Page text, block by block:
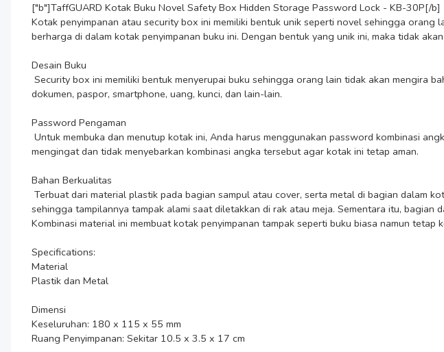
["b"]TaffGUARD Kotak Buku Novel Safety Box Hidden Storage Password Lock - KB-30P[/b]
Kotak penyimpanan atau security box ini memiliki bentuk unik seperti novel sehingga
berharga di dalam kotak penyimpanan buku ini. Dengan bentuk yang unik ini, maka tidak
Desain Buku
dokumen, paspor, smartphone, uang, kunci, dan lain-lain.
Password Pengaman
mengingat dan tidak menyebarkan kombinasi angka tersebut agar kotak ini tetap aman.
Bahan Berkualitas
sehingga tampilannya tampak alami saat diletakkan di rak atau meja. Sementara itu,
Kombinasi material ini membuat kotak penyimpanan tampak seperti buku biasa namun tetap
Specifications:
Material
Plastik dan Metal
Dimensi
Keseluruhan: 180 x 115 x 55 mm
Ruang Penyimpanan: Sekitar 10.5 x 3.5 x 17 cm